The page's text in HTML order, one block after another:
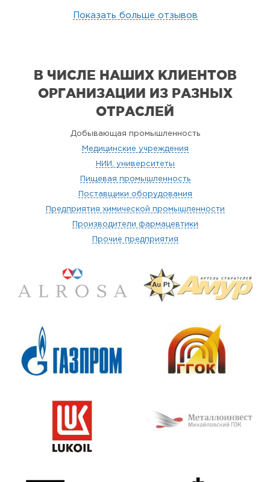
Показать больше отзывов
В ЧИСЛЕ НАШИХ КЛИЕНТОВ
ОРГАНИЗАЦИИ ИЗ РАЗНЫХ
ОТРАСЛЕЙ
Добывающая промышленность
Медицинские учреждения
НИИ, университеты
Пищевая промышленность
Поставщики оборудования
Предприятия химической промышленности
Производители фармацевтики
Прочие предприятия